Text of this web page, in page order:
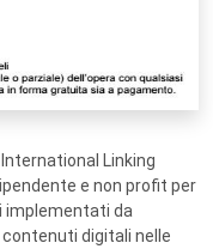
Linking
e non profit per
implementati da
digitali nelle